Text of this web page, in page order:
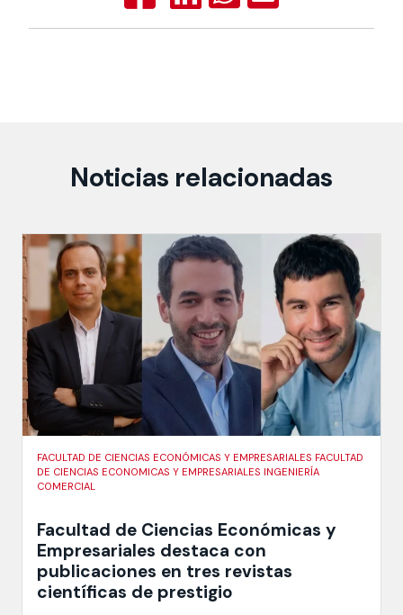
Noticias relacionadas
FACULTAD DE CIENCIAS ECONÓMICAS Y EMPRESARIALES FACULTAD
DE CIENCIAS ECONOMICAS Y EMPRESARIALES INGENIERÍA
COMERCIAL
Facultad de Ciencias Económicas y
Empresariales destaca con
publicaciones en tres revistas
científicas de prestigio